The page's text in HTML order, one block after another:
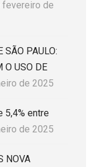
fevereiro de
SÃO PAULO:
O USO DE
de 2025
5,4% entre
de 2025
NOVA